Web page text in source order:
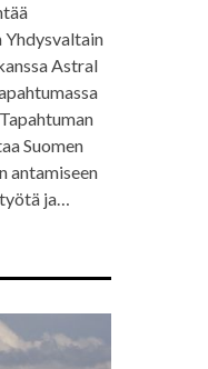
Astral
Suomen
antamiseen
ja…